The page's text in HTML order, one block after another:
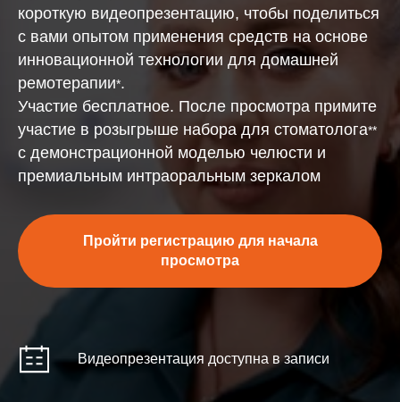
короткую видеопрезентацию, чтобы поделиться
с вами опытом применения средств на основе
инновационной технологии для домашней
ремотерапии*.
Участие бесплатное. После просмотра примите
участие в розыгрыше набора для стоматолога**
с демонстрационной моделью челюсти и
премиальным интраоральным зеркалом
Пройти регистрацию для начала
просмотра
Видеопрезентация доступна в записи